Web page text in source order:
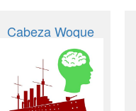
Cabeza Woque